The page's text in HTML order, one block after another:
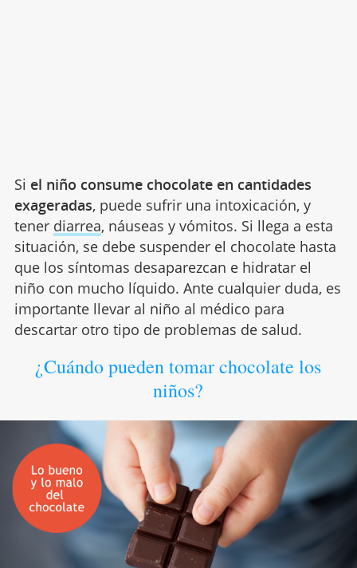
Si el niño consume chocolate en cantidades
exageradas, puede sufrir una intoxicación, y
tener diarrea, náuseas y vómitos. Si llega a esta
situación, se debe suspender el chocolate hasta
que los síntomas desaparezcan e hidratar el
niño con mucho líquido. Ante cualquier duda, es
importante llevar al niño al médico para
descartar otro tipo de problemas de salud.
¿Cuándo pueden tomar chocolate los
niños?